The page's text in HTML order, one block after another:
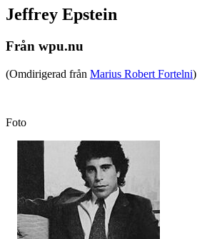
Jeffrey Epstein
Från wpu.nu
(Omdirigerad från Marius Robert Fortelni)
Foto